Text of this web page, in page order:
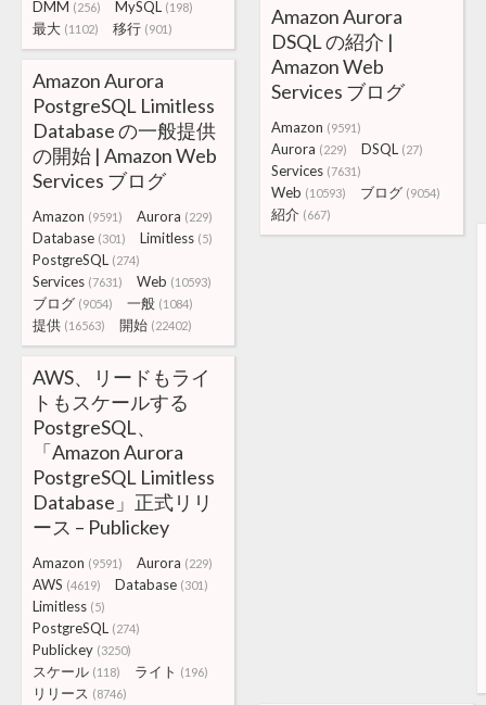
DMM (256) MySQL (198)
最大 (1102) 移行 (901)
Amazon Aurora
DSQL の紹介 |
Amazon Web
Services ブログ
Amazon (9591)
Aurora (229) DSQL (27)
Services (7631)
Web (10593) ブログ (9054)
紹介 (667)
Amazon Aurora
PostgreSQL Limitless
Database の一般提供
の開始 | Amazon Web
Services ブログ
Amazon (9591) Aurora (229)
Database (301) Limitless (5)
PostgreSQL (274)
Services (7631) Web (10593)
ブログ (9054) 一般 (1084)
提供 (16563) 開始 (22402)
AWS、リードもライ
トもスケールする
PostgreSQL、
「Amazon Aurora
PostgreSQL Limitless
Database」正式リリ
ース – Publickey
Amazon (9591) Aurora (229)
AWS (4619) Database (301)
Limitless (5)
PostgreSQL (274)
Publickey (3250)
スケール (118) ライト (196)
リリース (8746)